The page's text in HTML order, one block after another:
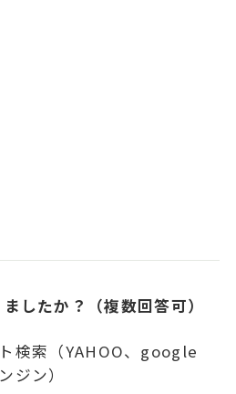
したか？（複数回答可）
検索（YAHOO、google
ジン）